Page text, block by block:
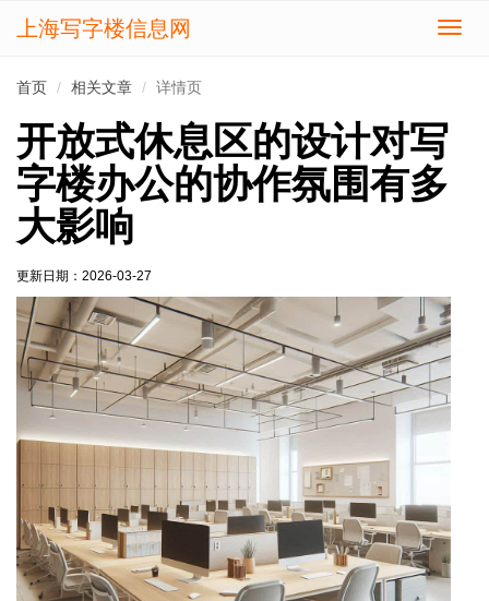
切
上海写字楼信息网
首页 相关文章 详情页
开放式休息区的设计对写
字楼办公的协作氛围有多
大影响
更新日期： 2026-03-27